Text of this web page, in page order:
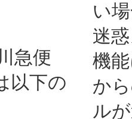
急便
以下の
い
迷
機
か
ル